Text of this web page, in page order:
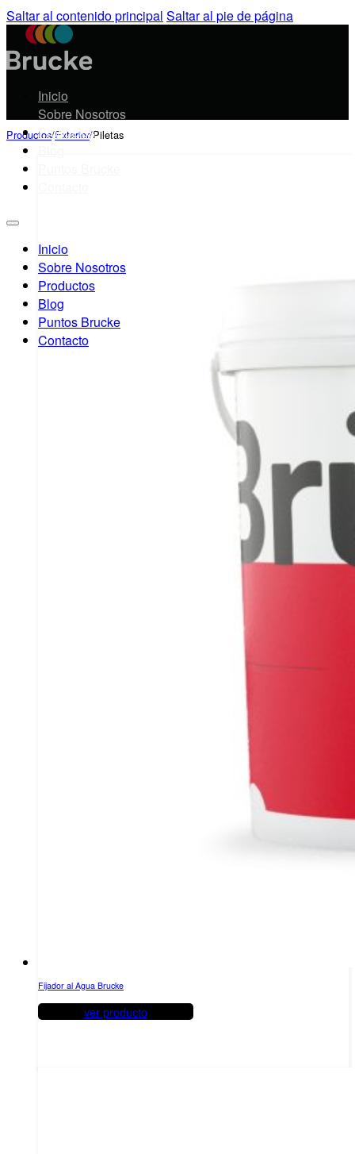
Saltar al contenido principal Saltar al pie de página
Inicio
Sobre Nosotros
Productos
Inicio
Sobre Nosotros
Productos
Blog
Puntos Brucke
Contacto
Productos/Exterior/Piletas
Fijador al Agua Brucke
ver producto